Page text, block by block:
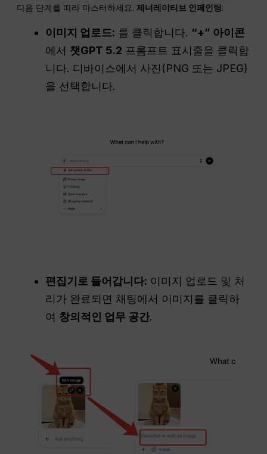
다음 단계를 따라 마스터하세요.제너레이티브 인페인팅:
이미지 업로드: 를 클릭합니다. “+” 아이콘
에서 챗GPT 5.2 프롬프트 표시줄을 클릭합
니다. 디바이스에서 사진(PNG 또는 JPEG)
을 선택합니다.
편집기로 들어갑니다: 이미지 업로드 및 처
리가 완료되면 채팅에서 이미지를 클릭하
여 창의적인 업무 공간.